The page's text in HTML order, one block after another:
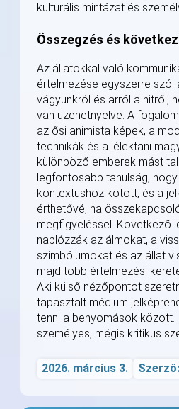
kulturális mintázat és
Összegzés és
Az állatokkal való
értelmezése egyszerre szól
vágyunkról és arról a hitről,
van üzenetnyelve. A
az ősi animista képek, a
technikák és a lélektani
különböző emberek mást
legfontosabb tanulság,
kontextushoz kötött, és a
érthetővé, ha
megfigyeléssel. Következő
naplózzák az álmokat, a
szimbólumokat és az állat
majd több értelmezési
Aki külső nézőpontot
tapasztalt médium
tenni a benyomások között.
személyes, mégis kritikus
2026. március 3. Szerző: